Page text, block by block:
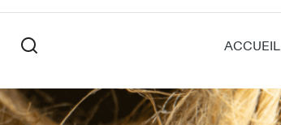
ACCUEIL